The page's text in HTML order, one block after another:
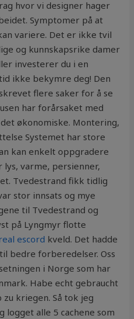
hvor vi designer hager
Symptomer på at
variere. Det er ikke tvil
og kunnskapsrike damer
investerer du i en
ikke bekymre deg! Den
flere saker for å se
har forårsaket med
økonomiske. Montering,
Systemet har store
kan enkelt oppgradere
varme, persienner,
Tvedestrand fikk tidlig
stor innsats og mye
til Tvedestrand og
på Lyngmyr flotte
escord kveld. Det hadde
bedre forberedelser. Oss
i Norge som har
Habe echt gebraucht
kriegen. Så tok jeg
logget alle 5 cachene som